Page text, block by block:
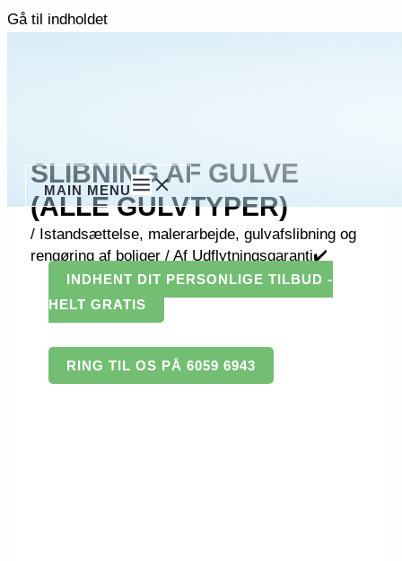
Gå til indholdet
MAIN MENU
SLIBNING AF GULVE
(ALLE GULVTYPER)
/ Istandsættelse, malerarbejde, gulvafslibning og
rengøring af boliger / Af Udflytningsgaranti✔️
INDHENT DIT PERSONLIGE TILBUD -
HELT GRATIS
RING TIL OS PÅ 6059 6943